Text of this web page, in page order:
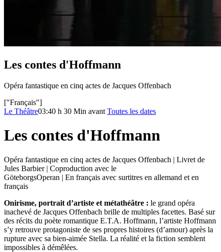
Les contes d'Hoffmann
Opéra fantastique en cinq actes de Jacques Offenbach
["Français"]
Le Théâtre03:40 h 30 Min avant Toutes les dates
Les contes d'Hoffmann
Opéra fantastique en cinq actes de Jacques Offenbach | Livret de
Jules Barbier | Coproduction avec le
GöteborgsOperan | En français avec surtitres en allemand et en
français
Onirisme, portrait d’artiste et métathéâtre : le grand opéra
inachevé de Jacques Offenbach brille de multiples facettes. Basé sur
des récits du poète romantique E.T.A. Hoffmann, l’artiste Hoffmann
s’y retrouve protagoniste de ses propres histoires (d’amour) après la
rupture avec sa bien-aimée Stella. La réalité et la fiction semblent
impossibles à démêlées.